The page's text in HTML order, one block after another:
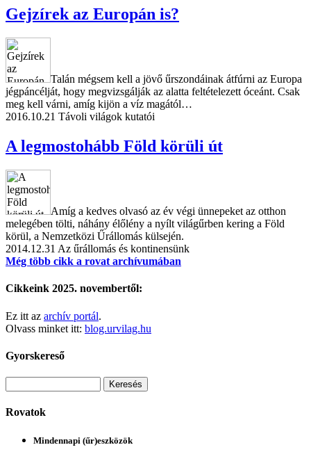
Gejzírek az Europán is?
Talán mégsem kell a jövő űrszondáinak átfúrni az Europa
jégpáncélját, hogy megvizsgálják az alatta feltételezett óceánt. Csak
meg kell várni, amíg kijön a víz magától…
2016.10.21 Távoli világok kutatói
A legmostohább Föld körüli út
Amíg a kedves olvasó az év végi ünnepeket az otthon
melegében tölti, náhány élőlény a nyílt világűrben kering a Föld
körül, a Nemzetközi Űrállomás külsején.
2014.12.31 Az űrállomás és kontinensünk
Még több cikk a rovat archívumában
Cikkeink 2025. novembertől:
Ez itt az archív portál.
Olvass minket itt: blog.urvilag.hu
Gyorskereső
Rovatok
Mindennapi (űr)eszközök